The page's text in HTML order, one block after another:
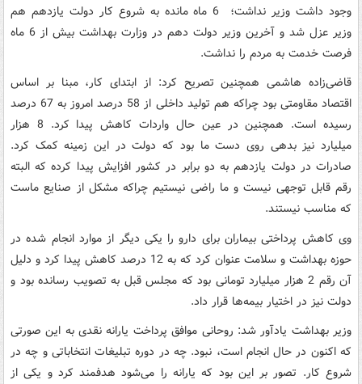
وجود داشت وزیر نداشت؛ 6 ماه مانده به شروع کار دولت یازدهم هم
وزیر عزل شد و آخرین وزیر دولت دهم در وزارت بهداشت بیش از 6 ماه
فرصت خدمت به مردم را نداشت.
قاضی‌زاده هاشمی همچنین تصریح کرد: از ابتدای کار، مبنا بر اساس
اقتصاد مقاومتی بود چراکه هم تولید داخلی از 58 درصد امروز به 67 درصد
رسیده است. همچنین در عین حال واردات کاهش پیدا کرد. 8 هزار
میلیارد نیز بدهی روی دست ما بود که دولت در این زمینه کمک کرد.
صادرات در دولت یازدهم به دو برابر در کشور افزایش پیدا کرده که البته
رقم قابل توجهی نیست و ما راضی نیستیم چراکه مشکل از صنایع ماست
که مناسب نیستند.
وی کاهش پرداختی بیماران برای دارو را یکی دیگر از موارد انجام شده در
حوزه بهداشت و سلامت عنوان کرد که به 12 درصد کاهش پیدا کرد و دلیل
آن رقم 2 هزار میلیارد تومانی بود که مجلس قبل به تصویب رسانده بود و
دولت نیز در اختیار بیمه‌ها قرار داد.
وزیر بهداشت یادآور شد: روحانی موافق پرداخت یارانه نقدی به این صورتی
که اکنون در حال انجام است، نبود. چه در دوره تبلیغات انتخاباتی و چه در
شروع کار. تصور بر این بود که یارانه را می‌شود هدفمند کرد و یکی از